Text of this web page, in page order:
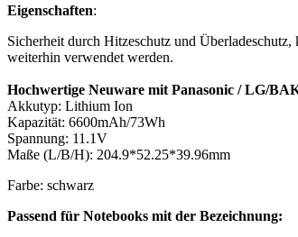
Eigenschaften:
Sicherheit durch Hitzeschutz und
weiterhin verwendet werden.
Hochwertige Neuware mit Panasonic / LG/
Akkutyp: Lithium Ion
Kapazität: 6600mAh/73Wh
Spannung: 11.1V
Maße (L/B/H): 204.9*52.25*39.96mm
Farbe: schwarz
Passend für Notebooks mit der Bezeichnung: